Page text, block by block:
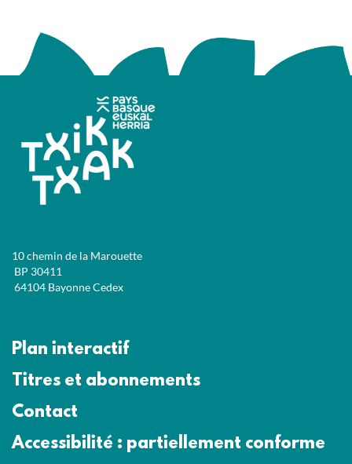
10 chemin de la Marouette
BP 30411
64104 Bayonne Cedex
Plan interactif
Titres et abonnements
Contact
Accessibilité : partiellement conforme